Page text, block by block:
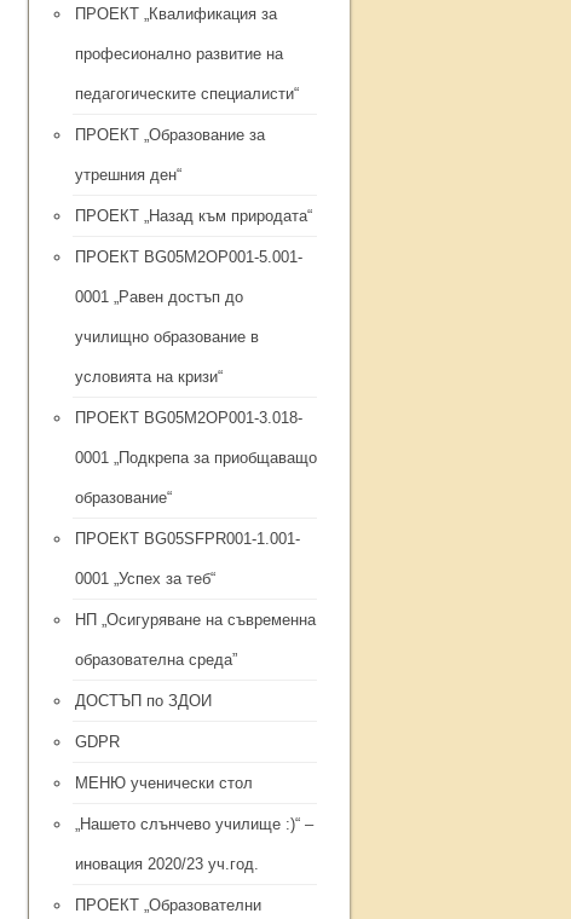
ПРОЕКТ „Квалификация за
професионално развитие на
педагогическите специалисти“
ПРОЕКТ „Образование за
утрешния ден“
ПРОЕКТ „Назад към природата“
ПРОЕКТ BG05M2OP001-5.001-
0001 „Равен достъп до
училищно образование в
условията на кризи“
ПРОЕКТ BG05M2ОP001-3.018-
0001 „Подкрепа за приобщаващо
образование“
ПРОЕКТ BG05SFPR001-1.001-
0001 „Успех за теб“
НП „Осигуряване на съвременна
образователна среда”
ДОСТЪП по ЗДОИ
GDPR
МЕНЮ ученически стол
„Нашето слънчево училище :)“ –
иновация 2020/23 уч.год.
ПРОЕКТ „Образователни